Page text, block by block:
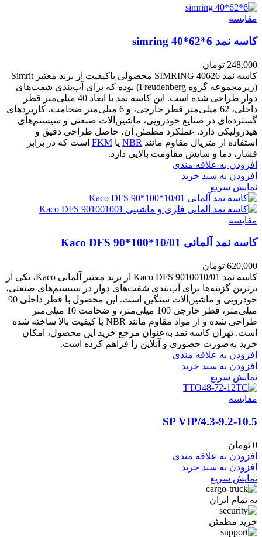
مقايسه
کاسه نمد simring 40*62*6
248,000 تومان
کاسه نمد SIMRING 40626 محصولی باکیفیت از برند معتبر Simrit
(زیرمجموعه گروه Freudenberg) بوده که برای آب‌بندی شفت‌های
دوار طراحی شده است. این کاسه نمد با ابعاد 40 میلی‌متر قطر
داخلی، 62 میلی‌متر قطر خارجی، و 6 میلی‌متر ضخامت، کاربردهای
گسترده‌ای در صنایع خودرویی، ماشین‌آلات صنعتی و سیستم‌های
هیدرولیکی دارد. عملکرد مطمئن آن، حاصل طراحی دقیق و
استفاده از متریال مقاوم مانند NBR یا FKM است که در برابر
فشار، دما و سایش مقاومت بالایی دارد.
افزودن به علاقه مندی
افزودن به سبد خرید
نمایش سریع
مقايسه
کاسه نمد آلمانی Kaco DFS 90*100*10/01
620,000 تومان
کاسه نمد Kaco DFS 9010010/01 از برند معتبر آلمانی Kaco، یکی از
برترین گزینه‌ها برای آب‌بندی شفت‌های دوار در سیستم‌های صنعتی،
خودرویی و ماشین‌آلات سنگین است. این محصول با قطر داخلی 90
میلی‌متر، قطر خارجی 100 میلی‌متر، و ضخامت 10 میلی‌متر
طراحی شده و از مواد مقاوم مانند NBR با کیفیت بالا ساخته شده
است. تهران کاسه نمد به‌عنوان مرجع خرید این محصول، امکان
خرید به‌صورت حضوری و آنلاین را فراهم کرده است.
افزودن به علاقه مندی
افزودن به سبد خرید
نمایش سریع
مقايسه
4.3-9.2-10.5/SP VIP
0 تومان
افزودن به علاقه مندی
افزودن به سبد خرید
نمایش سریع
به تمام ایران
خرید مطمئن